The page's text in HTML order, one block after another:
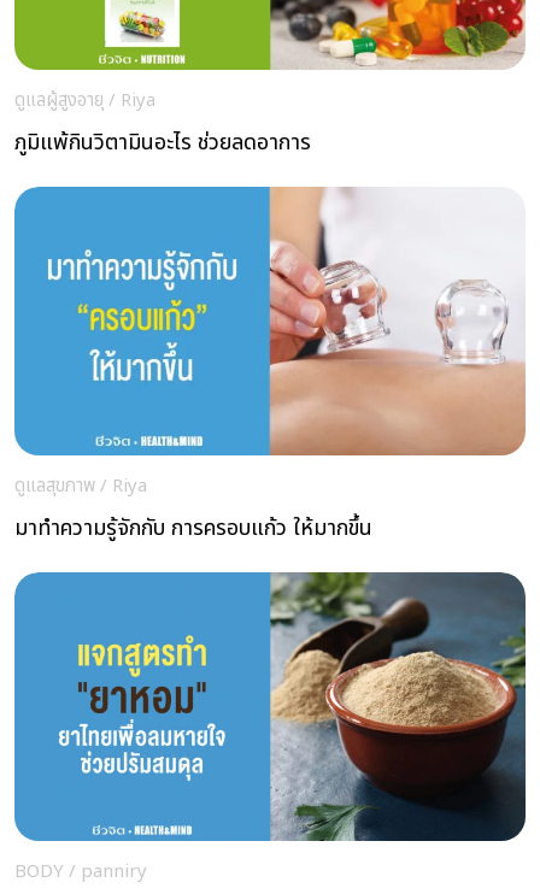
ดูแลผู้สูงอายุ/ Riya
ภูมิแพ้กินวิตามินอะไร ช่วยลดอาการ
ดูแลสุขภาพ/ Riya
มาทำความรู้จักกับ การครอบแก้ว ให้มากขึ้น
BODY / panniry